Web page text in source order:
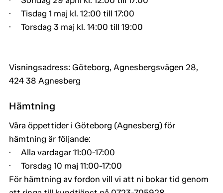
· Tisdag 1 maj kl. 12:00 till 17:00
· Torsdag 3 maj kl. 14:00 till 19:00
Visningsadress: Göteborg, Agnesbergsvägen 28,
424 38 Agnesberg
Hämtning
Våra öppettider i Göteborg (Agnesberg) för
hämtning är följande:
· Alla vardagar 11:00-17:00
· Torsdag 10 maj 11:00-17:00
För hämtning av fordon vill vi att ni bokar tid genom